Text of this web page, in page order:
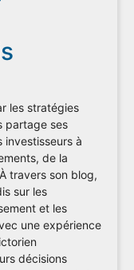
les stratégies
partage ses
investisseurs à
de la
travers son blog,
sur les
et les
une expérience
décisions